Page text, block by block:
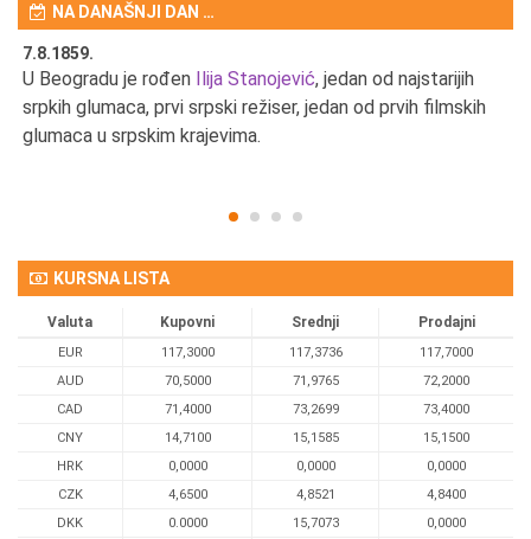
NA DANAŠNJI DAN …
7.8.1859.
U Beogradu je rođen Ilija Stanojević, jedan od najstarijih
srpkih glumaca, prvi srpski režiser, jedan od prvih filmskih
glumaca u srpskim krajevima.
KURSNA LISTA
Valuta Kupovni Srednji Prodajni
EUR 117,3000 117,3736
117,7000
AUD
70,5000 71,9765
72,2000
CAD
71,4000 73,2699
73,4000
CNY
14,7100 15,1585
15,1500
HRK
0,0000 0,0000
0,0000
CZK
4,6500 4,8521
4,8400
DKK
0.0000 15,7073 0,0000